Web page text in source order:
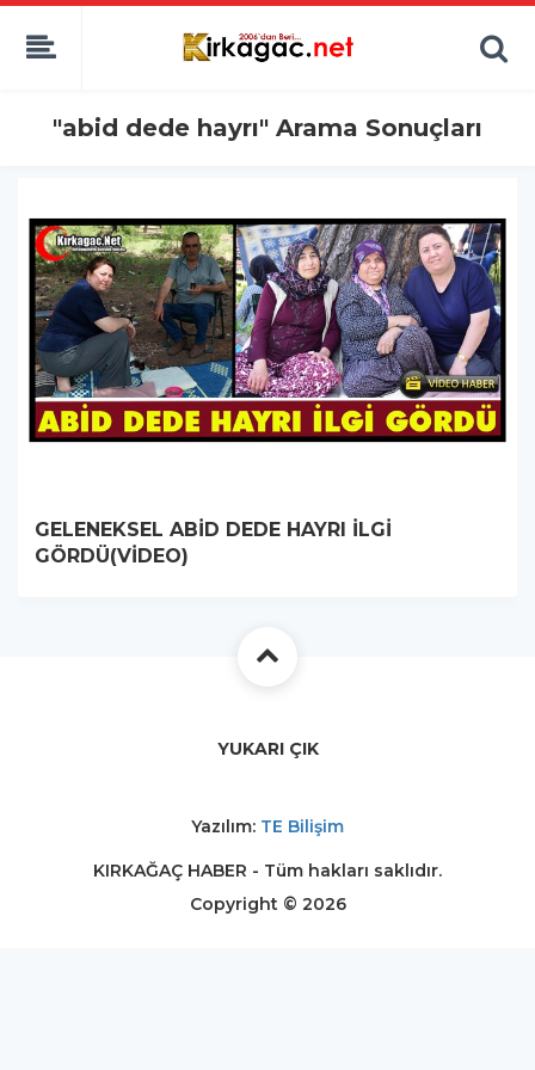
"abid dede hayrı" Arama Sonuçları
GELENEKSEL ABİD DEDE HAYRI İLGİ
GÖRDÜ(VİDEO)
YUKARI ÇIK
Yazılım: TE Bilişim
KIRKAĞAÇ HABER - Tüm hakları saklıdır.
Copyright © 2026